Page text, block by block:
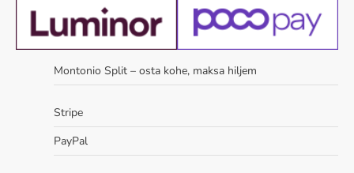
Montonio Split – osta kohe, maksa hiljem
Stripe
PayPal